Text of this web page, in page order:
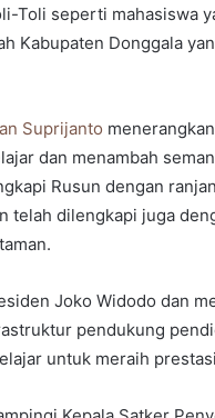
Toli seperti mahasiswa
Kabupaten Donggala
Suprijanto
dan menambah
Rusun dengan
telah dilengkapi juga
Joko Widodo dan
pendukung
untuk meraih